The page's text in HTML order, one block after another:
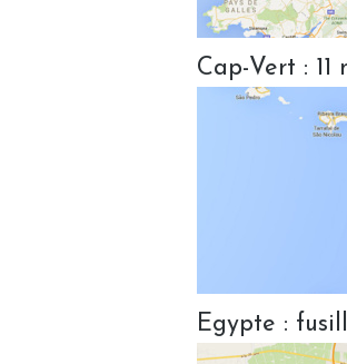
Cap-Vert :
Egypte :